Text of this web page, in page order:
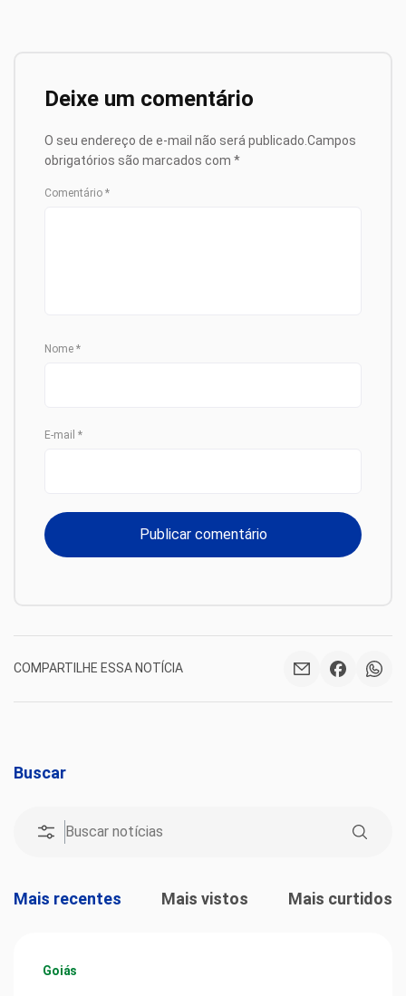
Deixe um comentário
O seu endereço de e-mail não será publicado. Campos
obrigatórios são marcados com *
Comentário *
Nome *
E-mail *
COMPARTILHE ESSA NOTÍCIA
Buscar
Mais recentes Mais vistos Mais curtidos
Goiás